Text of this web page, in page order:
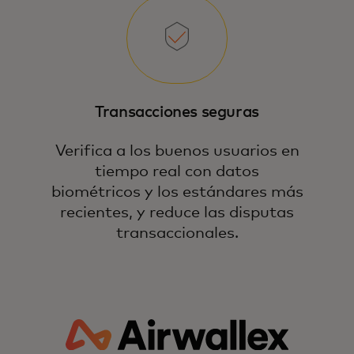
Transacciones seguras
Verifica a los buenos usuarios en
tiempo real con datos
biométricos y los estándares más
recientes, y reduce las disputas
transaccionales.